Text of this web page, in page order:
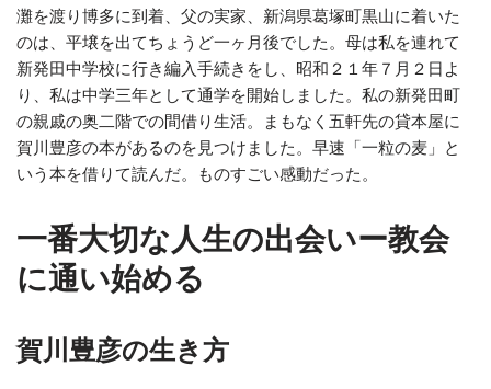
灘を渡り博多に到着、父の実家、新潟県葛塚町黒山に着いた
のは、平壌を出てちょうど一ヶ月後でした。母は私を連れて
新発田中学校に行き編入手続きをし、昭和２１年７月２日よ
り、私は中学三年として通学を開始しました。私の新発田町
の親戚の奥二階での間借り生活。まもなく五軒先の貸本屋に
賀川豊彦の本があるのを見つけました。早速「一粒の麦」と
いう本を借りて読んだ。ものすごい感動だった。
一番大切な人生の出会いー教会
に通い始める
賀川豊彦の生き方